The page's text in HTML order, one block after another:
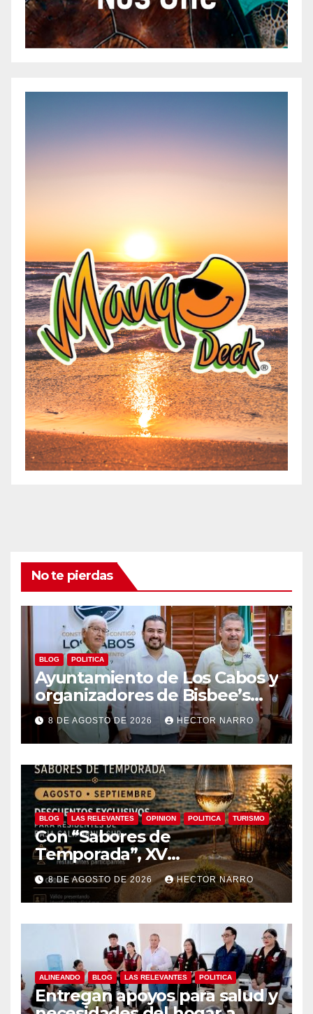
No te pierdas
BLOG POLITICA
Ayuntamiento de Los Cabos y
organizadores de Bisbee’s
coordinan acciones para
edición 2026
8 DE AGOSTO DE 2026 HECTOR NARRO
BLOG LAS RELEVANTES OPINION POLITICA TURISMO
Con “Sabores de
Temporada”, XV
Ayuntamiento de Los Cabos y
Canirac impulsan consumo
local con beneficios para
residentes de BCS
8 DE AGOSTO DE 2026 HECTOR NARRO
ALINEANDO BLOG LAS RELEVANTES POLITICA
Entregan apoyos para salud y